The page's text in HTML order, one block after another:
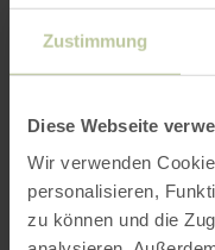
Zustimmung
Diese Webseite
Wir verwenden
personalisieren,
zu können und die
Opening
Features /